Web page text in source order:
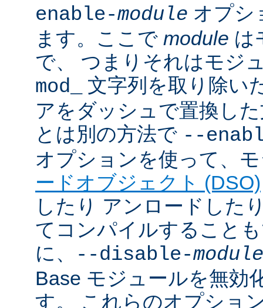
enable-module オプシ
ます。ここで module は
で、 つまりそれはモジ
mod_
文字列を取り除い
アをダッシュで置換し
とは別の方法で --
オプションを使って、
ードオブジェクト (DSO)
したり アンロードした
てコンパイルすること
に、
--disable-module
Base モジュールを無効
す。 これらのオプショ